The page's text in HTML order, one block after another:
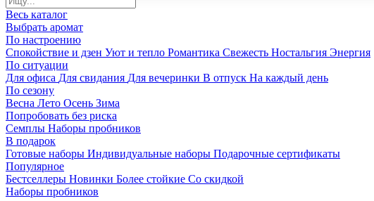
Весь каталог
Выбрать аромат
По настроению
Спокойствие и дзен Уют и тепло Романтика Свежесть Ностальгия Энергия
По ситуации
Для офиса Для свидания Для вечеринки В отпуск На каждый день
По сезону
Весна Лето Осень Зима
Попробовать без риска
Семплы Наборы пробников
В подарок
Готовые наборы Индивидуальные наборы Подарочные сертификаты
Популярное
Бестселлеры Новинки Более стойкие Со скидкой
Наборы пробников